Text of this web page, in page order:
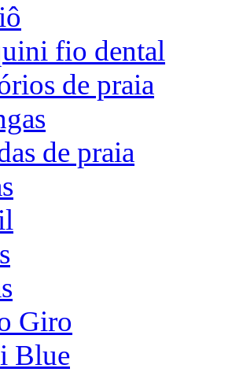
fio dental
de praia
de praia
Giro
Blue